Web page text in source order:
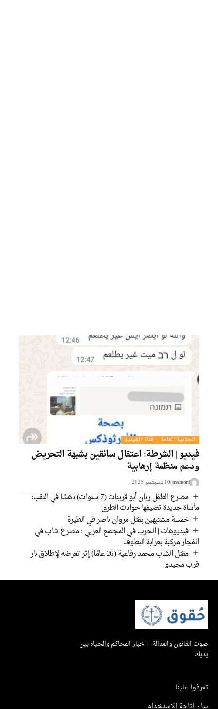
الجنائية العامة قناة الفيديو
فيديو | الشرطة: اعتقال سائقين بشبهة التحريض
ودعم منظمة إرهابية
mansorf 10 בسبتمبر 2025
مصرع الطفل ريان أبو قرينات (7 سنوات) دهسًا في النقب:
مأساة جديدة تضيفها حوادث الطرق
خمسة مشتبهين بقتل مروان ناصر في الطيرة
فيديوهات | الحرب في المجتمع العربي : مصرع شاب في
انفجار مركبة بعرابة البطوف
مقتل الشاب محمد رفاعية (26 عامًا) إثر تعرضه لإطلاق نار
قرب مجيدو
صوت القانون والعدالة – أخبار المحاكم والحياة بين
يديك
تعرفوا علينا
بيان إتاحة الاستخدام